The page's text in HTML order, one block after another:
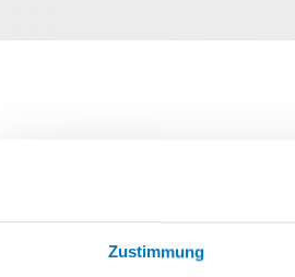
Zustimmung
Herstellerangaben